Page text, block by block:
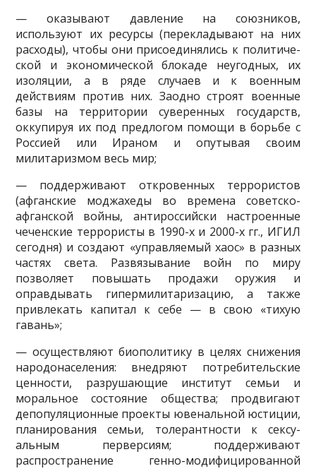
— оказывают давление на союзников,
используют их ресурсы (пере­кладывают на них
расходы), чтобы они присоединялись к политиче­
ской и экономической блокаде неугодных, их
изоляции, а в ряде случаев и к военным
действиям против них. Заодно строят военные
базы на тер­ритории суверенных государств,
оккупируя их под предлогом помощи в борьбе с
Россией или Ираном и опутывая своим
милитаризмом весь мир;
— поддерживают откровенных террористов
(афганские моджахеды во времена советско-
афганской войны, антироссийски настроенные
чеченские террористы в 1990-х и 2000-х гг., ИГИЛ
сегодня) и создают «управляемый хаос» в разных
частях света. Развязывание войн по миру
позволяет повышать продажи оружия и
оправдывать гипермилитариза­цию, а также
привлекать капитал к себе — в свою «тихую
гавань»;
— осуществляют биополитику в целях снижения
народонаселения: внедряют потребительские
ценности, разрушающие институт семьи и
моральное состояние общества; продвигают
депопуляционные проек­ты ювенальной юстиции,
планирования семьи, толерантности к сексу­
альным перверсиям; поддерживают
распространение генно-модифици­рованной